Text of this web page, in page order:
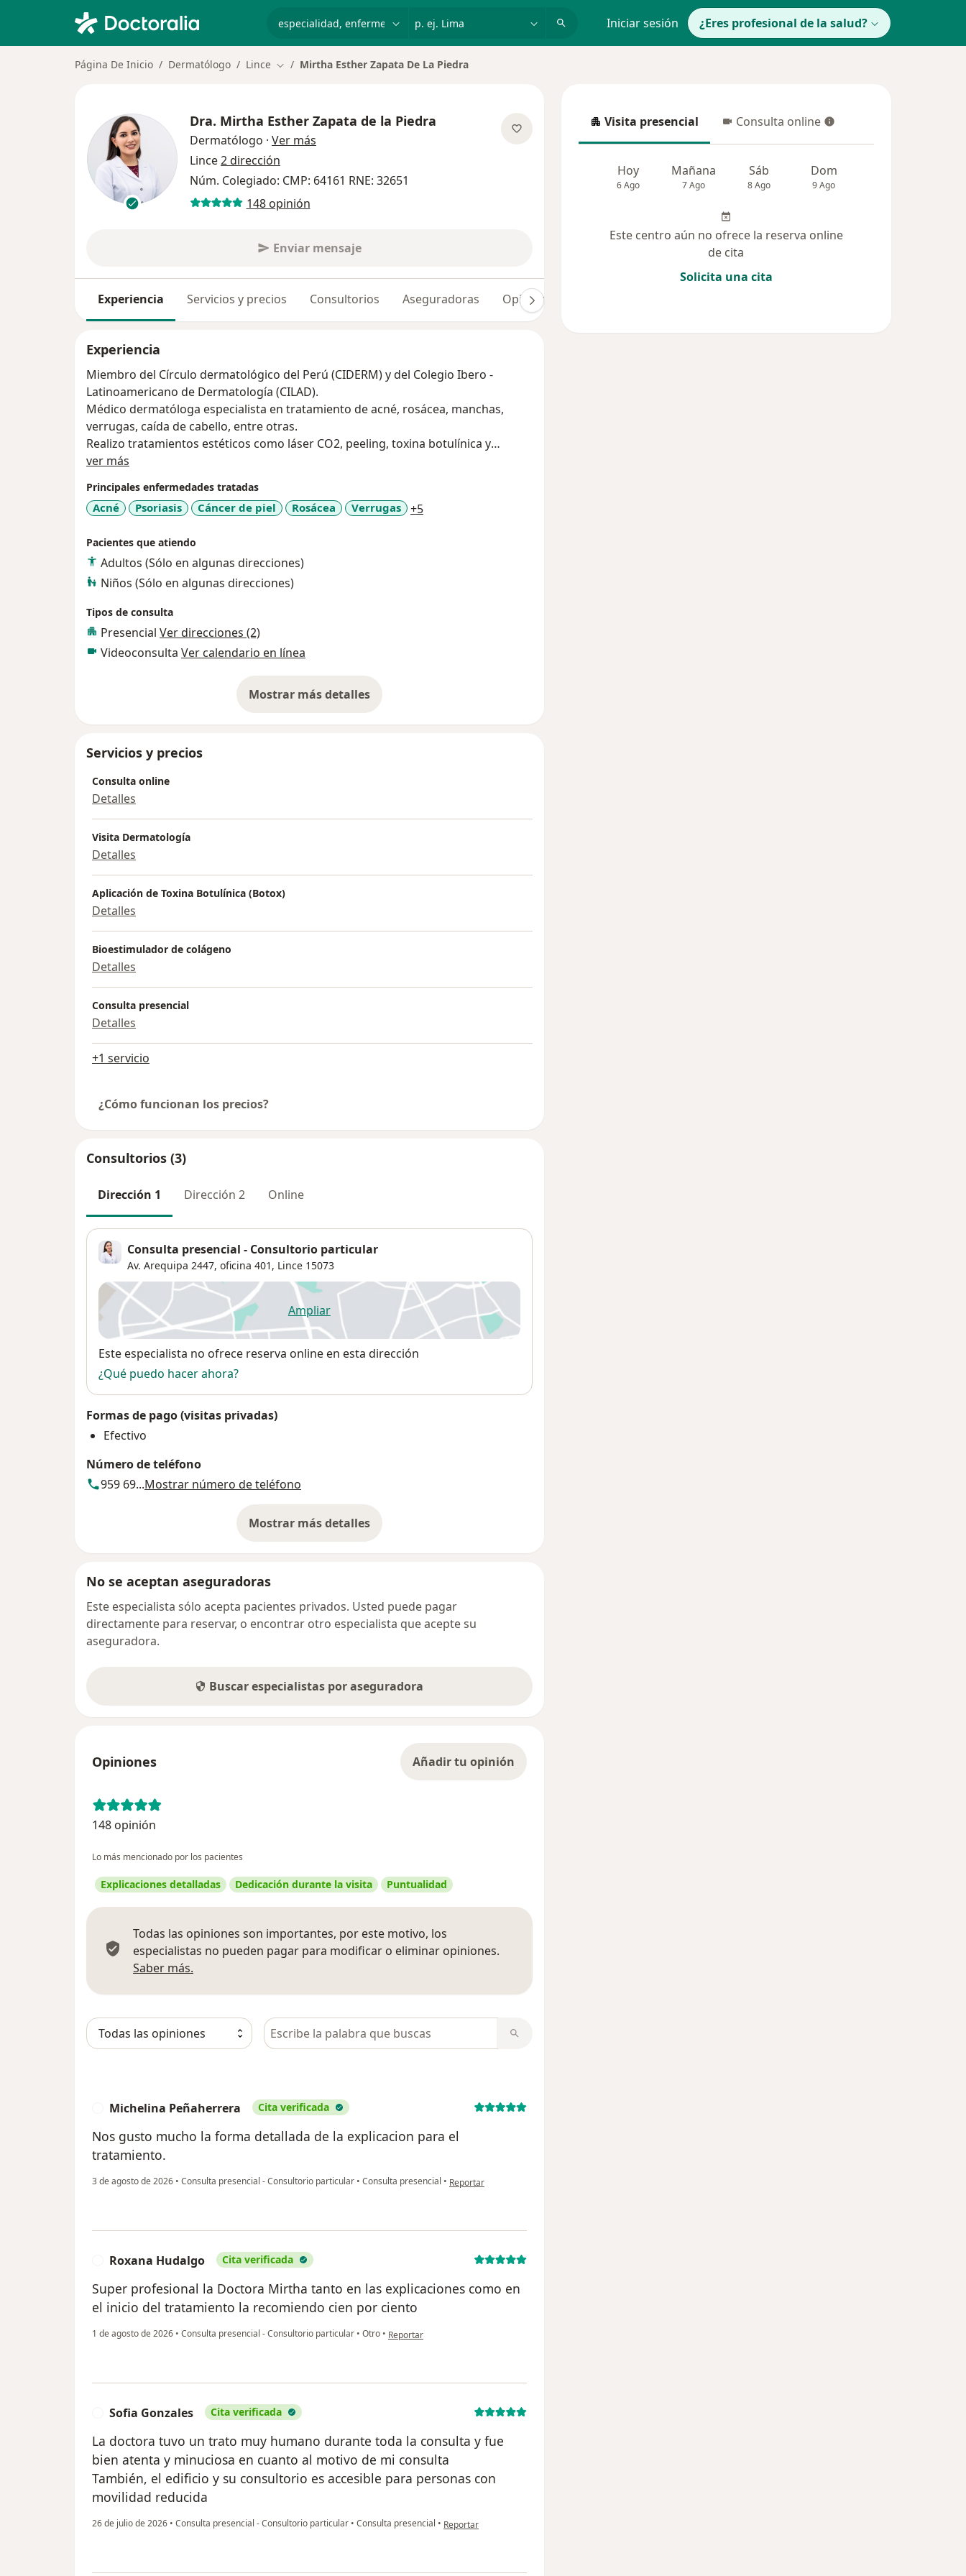
Iniciar sesión ¿Eres profesional de la salud?
Página De Inicio Dermatólogo Lince Cambiar de ciudad
Mirtha Esther Zapata De La Piedra
Dra. Mirtha Esther Zapata de la Piedra
Dermatólogo · Ver más
Lince2 dirección
Núm. Colegiado: CMP: 64161 RNE: 32651
148 opinión
Enviar mensaje
Experiencia Servicios y precios Consultorios Aseguradoras Opiniones (148)
Experiencia
Miembro del Círculo dermatológico del Perú (CIDERM) y del Colegio Ibero -
Latinoamericano de Dermatología (CILAD).
Médico dermatóloga especialista en tratamiento de acné, rosácea, manchas,
verrugas, caída de cabello, entre otras.
Realizo tratamientos estéticos como láser CO2, peeling, toxina botulínica y
bioestimuladores de colágeno.
ver más
Principales enfermedades tratadas
Acné Psoriasis Cáncer de piel Rosácea Verrugas +5a11y_sr_more_diseases
Pacientes que atiendo
Adultos (Sólo en algunas direcciones)
Niños (Sólo en algunas direcciones)
Tipos de consulta
Presencial Ver direcciones (2)
Videoconsulta Ver calendario en línea
Mostrar más detalles
sobre la experiencia
Servicios y precios
Consulta online
Detalles
Visita Dermatología
Detalles
Aplicación de Toxina Botulínica (Botox)
Detalles
Bioestimulador de colágeno
Detalles
Consulta presencial
Detalles
+1 servicio
¿Cómo funcionan los precios?
Consultorios (3)
Dirección 1 Dirección 2 Online
Consulta presencial - Consultorio particular
Av. Arequipa 2447, oficina 401, Lince 15073
Ampliarse abre en una nueva pestaña
Disponibilidad
Este especialista no ofrece reserva online en esta dirección
¿Qué puedo hacer ahora?
Formas de pago (visitas privadas)
Efectivo
Número de teléfono
959 69...Mostrar número de teléfono
Mostrar más detalles
sobre la dirección
No se aceptan aseguradoras
Este especialista sólo acepta pacientes privados. Usted puede pagar
directamente para reservar, o encontrar otro especialista que acepte su
aseguradora.
Buscar especialistas por aseguradora
Opiniones Añadir tu opinión
148 opinión
Lo más mencionado por los pacientes
Explicaciones detalladas Dedicación durante la visita Puntualidad
Todas las opiniones son importantes, por este motivo, los
especialistas no pueden pagar para modificar o eliminar opiniones.
Saber más.
Busca en opiniones
Michelina Peñaherrera Cita verificada
Nos gusto mucho la forma detallada de la explicacion para el
tratamiento.
3 de agosto de 2026 • Consulta presencial - Consultorio particular • Consulta presencial • en opinión del usuario Michelina Peñaherrera
Reportar
Roxana Hudalgo Cita verificada
Super profesional la Doctora Mirtha tanto en las explicaciones como en
el inicio del tratamiento la recomiendo cien por ciento
1 de agosto de 2026 • Consulta presencial - Consultorio particular • Otro • en opinión del usuario Roxana Hudalgo
Reportar
Sofia Gonzales Cita verificada
La doctora tuvo un trato muy humano durante toda la consulta y fue
bien atenta y minuciosa en cuanto al motivo de mi consulta
También, el edificio y su consultorio es accesible para personas con
movilidad reducida
26 de julio de 2026 • Consulta presencial - Consultorio particular • Consulta presencial • en opinión del usuario Sofia Gonzales
Reportar
Visita presencial
Visita presencial Consulta online
Consulta online
Hoy
6 Ago
Mañana
7 Ago
Sáb
8 Ago
Dom
9 Ago
Este centro aún no ofrece la reserva online
de cita
Solicita una cita